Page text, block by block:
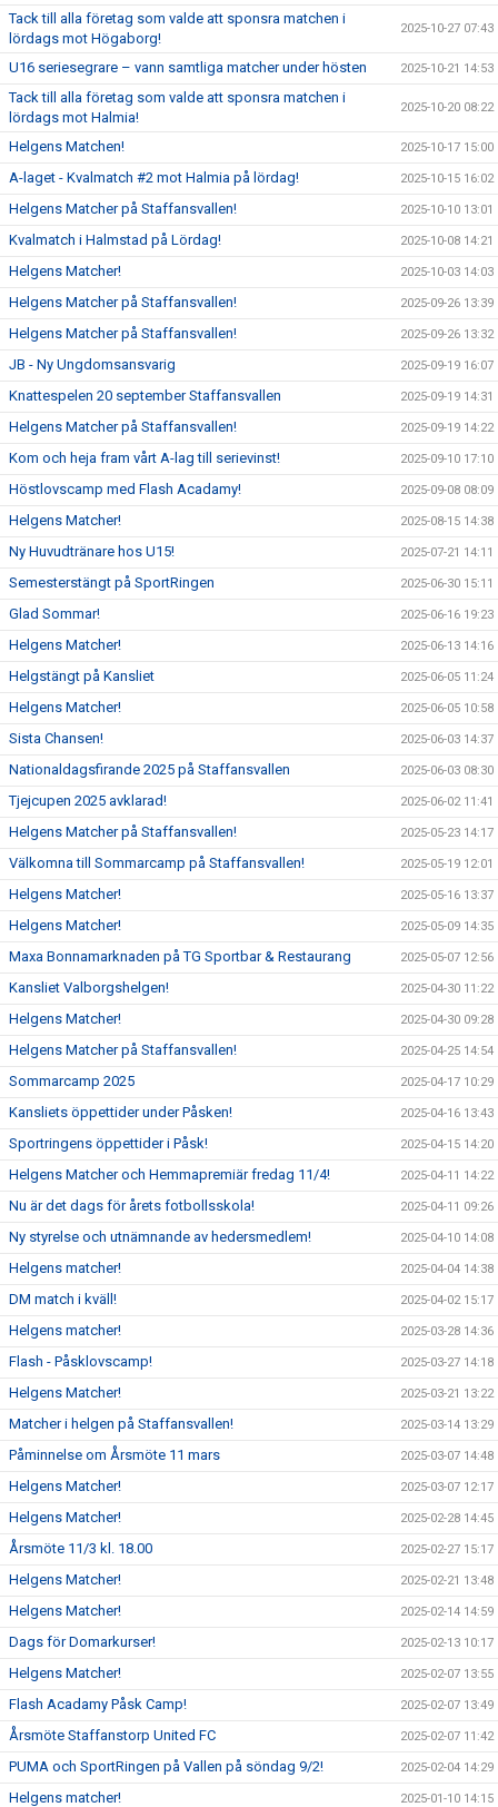
Tack till alla företag som valde att sponsra matchen i
lördags mot Högaborg!
2025-10-27 07:43
U16 seriesegrare – vann samtliga matcher under hösten 2025-10-21 14:53
Tack till alla företag som valde att sponsra matchen i
lördags mot Halmia!
2025-10-20 08:22
Helgens Matchen! 2025-10-17 15:00
A-laget - Kvalmatch #2 mot Halmia på lördag! 2025-10-15 16:02
Helgens Matcher på Staffansvallen! 2025-10-10 13:01
Kvalmatch i Halmstad på Lördag! 2025-10-08 14:21
Helgens Matcher! 2025-10-03 14:03
Helgens Matcher på Staffansvallen! 2025-09-26 13:39
Helgens Matcher på Staffansvallen! 2025-09-26 13:32
JB - Ny Ungdomsansvarig 2025-09-19 16:07
Knattespelen 20 september Staffansvallen 2025-09-19 14:31
Helgens Matcher på Staffansvallen! 2025-09-19 14:22
Kom och heja fram vårt A-lag till serievinst! 2025-09-10 17:10
Höstlovscamp med Flash Acadamy! 2025-09-08 08:09
Helgens Matcher! 2025-08-15 14:38
Ny Huvudtränare hos U15! 2025-07-21 14:11
Semesterstängt på SportRingen 2025-06-30 15:11
Glad Sommar! 2025-06-16 19:23
Helgens Matcher! 2025-06-13 14:16
Helgstängt på Kansliet 2025-06-05 11:24
Helgens Matcher! 2025-06-05 10:58
Sista Chansen! 2025-06-03 14:37
Nationaldagsfirande 2025 på Staffansvallen 2025-06-03 08:30
Tjejcupen 2025 avklarad! 2025-06-02 11:41
Helgens Matcher på Staffansvallen! 2025-05-23 14:17
Välkomna till Sommarcamp på Staffansvallen! 2025-05-19 12:01
Helgens Matcher! 2025-05-16 13:37
Helgens Matcher! 2025-05-09 14:35
Maxa Bonnamarknaden på TG Sportbar & Restaurang 2025-05-07 12:56
Kansliet Valborgshelgen! 2025-04-30 11:22
Helgens Matcher! 2025-04-30 09:28
Helgens Matcher på Staffansvallen! 2025-04-25 14:54
Sommarcamp 2025 2025-04-17 10:29
Kansliets öppettider under Påsken! 2025-04-16 13:43
Sportringens öppettider i Påsk! 2025-04-15 14:20
Helgens Matcher och Hemmapremiär fredag 11/4! 2025-04-11 14:22
Nu är det dags för årets fotbollsskola! 2025-04-11 09:26
Ny styrelse och utnämnande av hedersmedlem! 2025-04-10 14:08
Helgens matcher! 2025-04-04 14:38
DM match i kväll! 2025-04-02 15:17
Helgens matcher! 2025-03-28 14:36
Flash - Påsklovscamp! 2025-03-27 14:18
Helgens Matcher! 2025-03-21 13:22
Matcher i helgen på Staffansvallen! 2025-03-14 13:29
Påminnelse om Årsmöte 11 mars 2025-03-07 14:48
Helgens Matcher! 2025-03-07 12:17
Helgens Matcher! 2025-02-28 14:45
Årsmöte 11/3 kl. 18.00 2025-02-27 15:17
Helgens Matcher! 2025-02-21 13:48
Helgens Matcher! 2025-02-14 14:59
Dags för Domarkurser! 2025-02-13 10:17
Helgens Matcher! 2025-02-07 13:55
Flash Acadamy Påsk Camp! 2025-02-07 13:49
Årsmöte Staffanstorp United FC 2025-02-07 11:42
PUMA och SportRingen på Vallen på söndag 9/2! 2025-02-04 14:29
Helgens matcher! 2025-01-10 14:15